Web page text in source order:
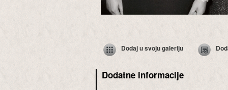
Dodaj u svoju galeriju
Dodatne informacije